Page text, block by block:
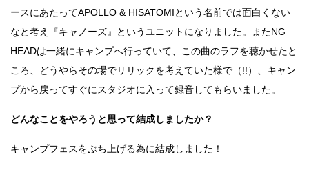
ースにあたってAPOLLO & HISATOMIという名前では面白くない
なと考え『キャノーズ』というユニットになりました。またNG
HEADは一緒にキャンプへ行っていて、この曲のラフを聴かせたと
ころ、どうやらその場でリリックを考えていた様で（!!）、キャン
プから戻ってすぐにスタジオに入って録音してもらいました。
どんなことをやろうと思って結成しましたか？
キャンプフェスをぶち上げる為に結成しました！